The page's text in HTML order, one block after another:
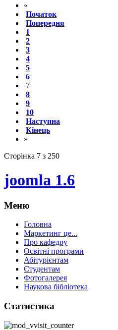
«
Початок
Попередня
1
2
3
4
5
6
7
8
9
10
Наступна
Кінець
»
Сторінка 7 з 250
joomla 1.6
Меню
Головна
Маркетинг це...
Про кафедру
Освітні програми
Абітурієнтам
Студентам
Фотогалерея
Наукова бібліотека
Статистика